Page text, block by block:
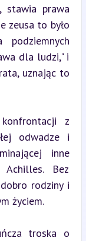
stawia prawa
zeusa to było
dla ludzi," i
uznając to
z
odwadze i
inne
Bez
rodziny i
życiem.
troska o